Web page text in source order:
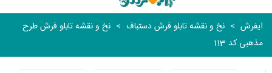
ایفرش > نخ و نقشه تابلو فرش دستباف > نخ و نقشه تابلو فرش طرح
مذهبی کد 113